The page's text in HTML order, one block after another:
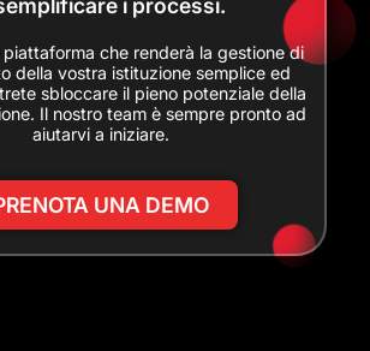
piattaforma che renderà la gestione di
della vostra istituzione semplice ed
sbloccare il pieno potenziale della
Il nostro team è sempre pronto ad
aiutarvi a iniziare.
UNA DEMO